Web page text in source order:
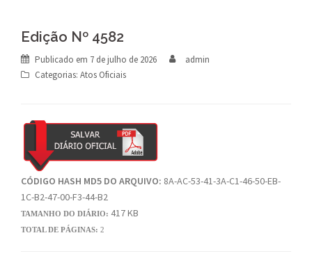
Edição Nº 4582
Publicado em 7 de julho de 2026
admin
Categorias: Atos Oficiais
CÓDIGO HASH MD5 DO ARQUIVO: 8A-AC-53-41-3A-C1-46-50-EB-
1C-B2-47-00-F3-44-B2
TAMANHO DO DIÁRIO: 417 KB
TOTAL DE PÁGINAS: 2